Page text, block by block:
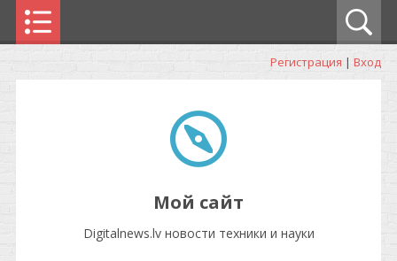
Регистрация | Вход
Мой сайт
Digitalnews.lv новости техники и науки